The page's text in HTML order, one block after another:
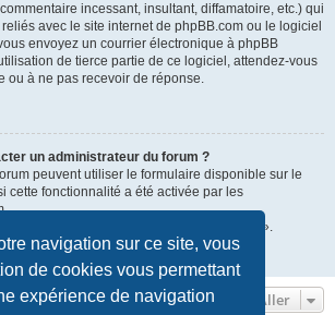
navigation sur ce site, vous
de cookies vous permettant
expérience de navigation
incessant, insultant, diffamatoire, etc.) qui
avec le site internet de phpBB.com ou le logiciel
envoyez un courrier électronique à phpBB
de tierce partie de ce logiciel, attendez-vous
ou à ne pas recevoir de réponse.
un administrateur du forum ?
peuvent utiliser le formulaire disponible sur le
cette fonctionnalité a été activée par les
également utiliser le lien « L’équipe ».
Aller